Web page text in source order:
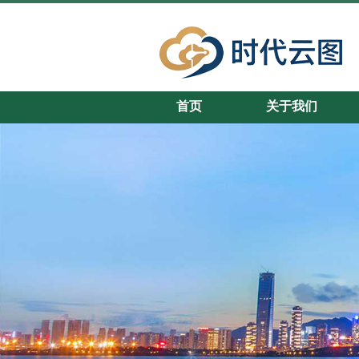
首页 关于我们